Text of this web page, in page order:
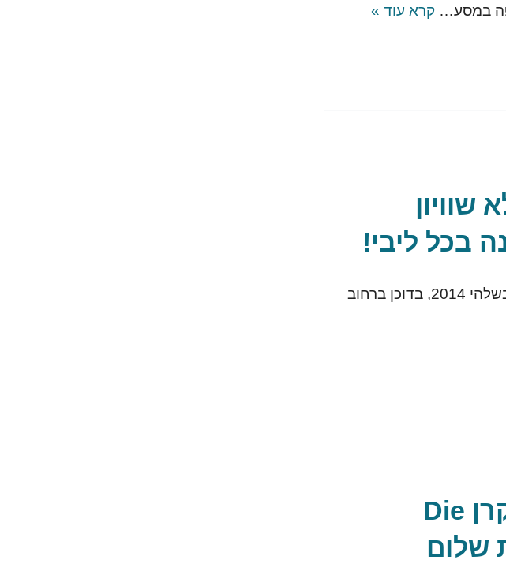
במסע…קרא עוד »
שוויון
בכל ליבי!
את תנועת נשים עושות שלום פגשתי לראשונה אי שם בשלהי 2014, בדוכן ברחוב
פרס בינלאומי לשלום מטעם קרן Die